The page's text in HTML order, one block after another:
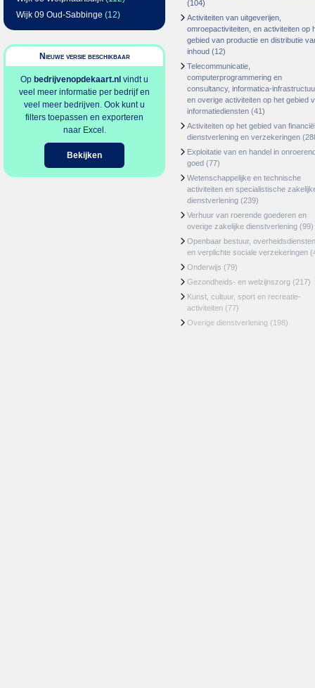
Wijk 09 Oud-Sabbinge (12)
Nieuwe versie beschikbaar
Op bedrijvenopdekaart.nl vindt u
veel meer informatie per bedrijf en
veel meer bedrijven. Ook kunt u
filters toepassen en exporteren
naar Excel.
Bekijken
(104)
Activiteiten van uitgeverijen,
omroepactiviteiten, en activiteiten op
gebied van productie en distributie
inhoud (12)
Telecommunicatie,
computerprogrammering en
consultancy, informatica-
en overige activiteiten op het gebied
informatiediensten (41)
Activiteiten op het gebied van
dienstverlening en verzekeringen
Exploitatie van en handel in
goed (77)
Wetenschappelijke en technische
activiteiten en specialistische
dienstverlening (239)
Verhuur van roerende goederen en
overige zakelijke dienstverlening (99)
Openbaar bestuur, overheidsdiensten
en verplichte sociale verzekeringen
Onderwijs (79)
Gezondheids- en welzijnszorg (217)
Kunst, cultuur, sport en recreatie-
activiteiten (77)
Overige dienstverlening (198)